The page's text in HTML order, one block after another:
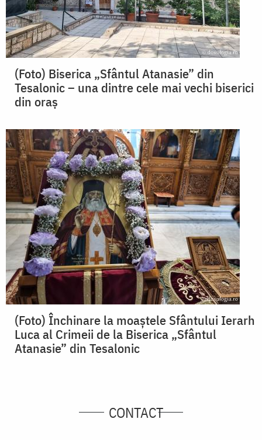
(Foto) Biserica „Sfântul Atanasie” din
Tesalonic – una dintre cele mai vechi biserici
din oraș
(Foto) Închinare la moaștele Sfântului Ierarh
Luca al Crimeii de la Biserica „Sfântul
Atanasie” din Tesalonic
CONTACT